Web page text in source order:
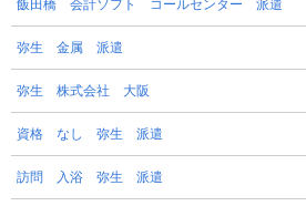
飯田橋 会計ソフト コールセンター 派遣
弥生 金属 派遣
弥生 株式会社 大阪
資格 なし 弥生 派遣
訪問 入浴 弥生 派遣